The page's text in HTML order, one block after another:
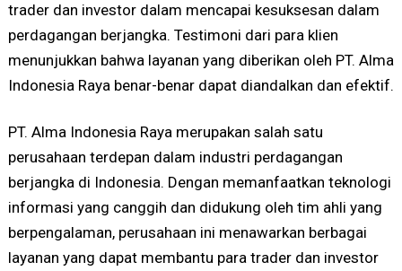
trader dan investor dalam mencapai kesuksesan dalam
perdagangan berjangka. Testimoni dari para klien
menunjukkan bahwa layanan yang diberikan oleh PT. Alma
Indonesia Raya benar-benar dapat diandalkan dan efektif.
PT. Alma Indonesia Raya merupakan salah satu
perusahaan terdepan dalam industri perdagangan
berjangka di Indonesia. Dengan memanfaatkan teknologi
informasi yang canggih dan didukung oleh tim ahli yang
berpengalaman, perusahaan ini menawarkan berbagai
layanan yang dapat membantu para trader dan investor